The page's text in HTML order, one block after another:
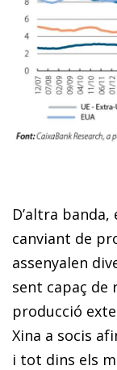
D’altra
canviant de
assenyalen
sent capaç de
producció
Xina a socis
i tot dins els